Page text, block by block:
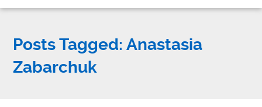
Posts Tagged: Anastasia
Zabarchuk